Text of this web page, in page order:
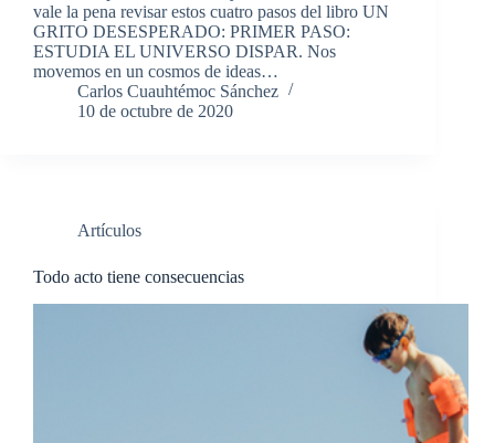
vale la pena revisar estos cuatro pasos del libro UN
GRITO DESESPERADO: PRIMER PASO:
ESTUDIA EL UNIVERSO DISPAR. Nos
movemos en un cosmos de ideas…
Carlos Cuauhtémoc Sánchez
10 de octubre de 2020
Artículos
Todo acto tiene consecuencias